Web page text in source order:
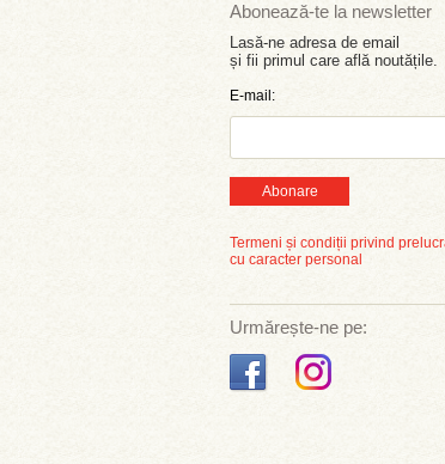
Abonează-te la newsletter
Lasă-ne adresa de email
și fii primul care află noutățile.
E-mail:
Abonare
Termeni și condiții privind
cu caracter personal
Urmărește-ne pe: